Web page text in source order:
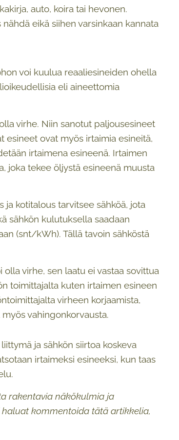
auto, koira tai hevonen.
eikä siihen varsinkaan kannata
voi kuulua reaaliesineiden ohella
eli aineettomia
virhe. Niin sanotut paljousesineet
esineet ovat myös irtaimia esineitä,
irtaimena esineenä. Irtaimen
joka tekee öljystä esineenä muusta
ja kotitalous tarvitsee sähköä, jota
sähkön kulutuksella saadaan
(snt/kWh). Tällä tavoin sähköstä
virhe, sen laatu ei vastaa sovittua
toimittajalta kuten irtaimen esineen
virheen korjaamista,
vahingonkorvausta.
ja sähkön siirtoa koskeva
irtaimeksi esineeksi, kun taas
rakentavia näkökulmia ja
kommentoida tätä artikkelia,